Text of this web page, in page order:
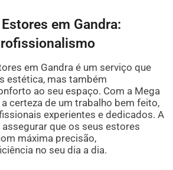
em Gandra:
em Gandra é um serviço que
estética, mas também
ao seu espaço. Com a Mega
certeza de um trabalho bem feito,
experientes e dedicados. A
que os seus estores
máxima precisão,
no seu dia a dia.